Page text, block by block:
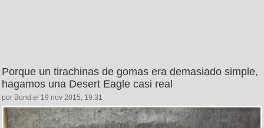
Porque un tirachinas de gomas era demasiado simple,
hagamos una Desert Eagle casi real
por Bond el 19 nov 2015, 19:31